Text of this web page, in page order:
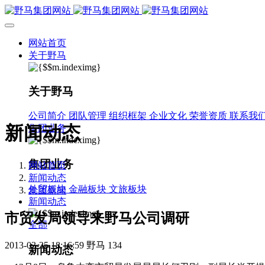
网站首页
关于野马
关于野马
公司简介 团队管理 组织框架 企业文化 荣誉资质 联系我
集团业务
集团业务
外贸板块 金融板块 文旅板块
新闻动态
全部
新闻动态
新闻动态
网站首页
新闻动态
集团新闻
市贸发局领导来野马公司调研
2013-03-25 18:16:59 野马 134